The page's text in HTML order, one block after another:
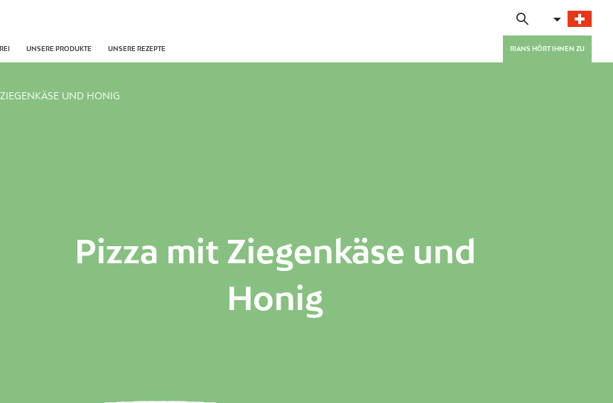
UNSERE PRODUKTE UNSERE REZEPTE RIANS HÖRT IHNEN ZU
UND HONIG
Pizza mit Ziegenkäse und
Honig